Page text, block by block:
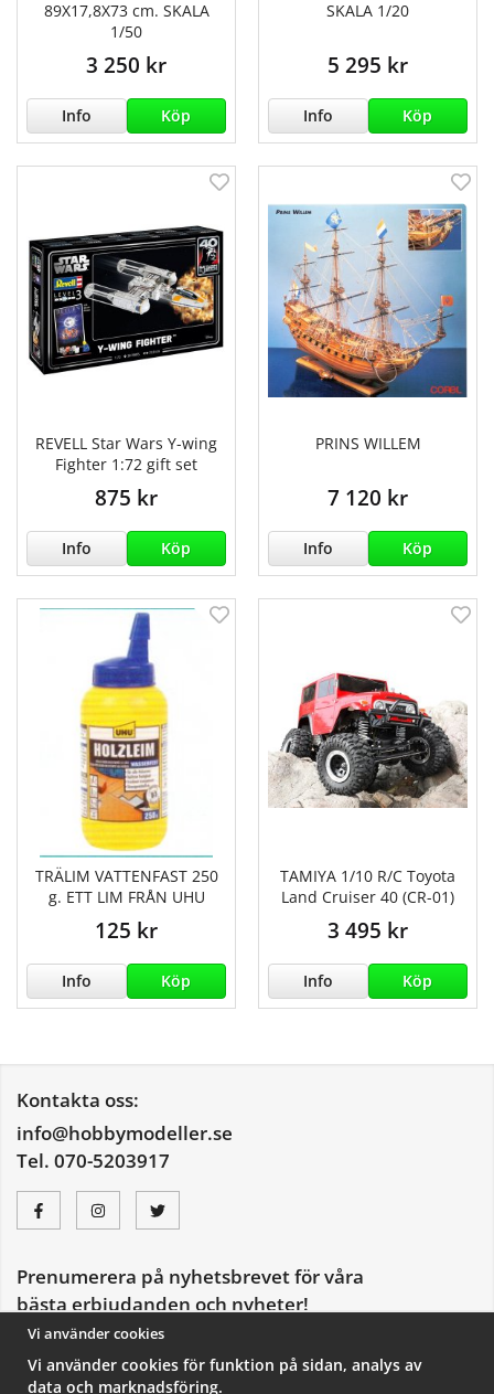
89X17,8X73 cm. SKALA
1/50
3 250 kr
Info Köp
SKALA 1/20
5 295 kr
Info Köp
REVELL Star Wars Y-wing
Fighter 1:72 gift set
875 kr
Info Köp
PRINS WILLEM
7 120 kr
Info Köp
TRÄLIM VATTENFAST 250
g. ETT LIM FRÅN UHU
125 kr
Info Köp
TAMIYA 1/10 R/C Toyota
Land Cruiser 40 (CR-01)
3 495 kr
Info Köp
Kontakta oss:
info@hobbymodeller.se
Tel. 070-5203917
Prenumerera på nyhetsbrevet för våra
bästa erbjudanden och nyheter!
E-
postadress
De uppgifter du matar in kommer endast användas till våra nyhetsbrev.
Vi använder cookies
Vi använder cookies för funktion på sidan, analys av
data och marknadsföring.